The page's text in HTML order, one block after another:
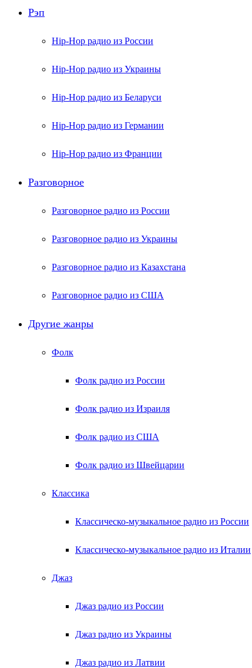
Рэп
Hip-Hop радио из России
Hip-Hop радио из Украины
Hip-Hop радио из Беларуси
Hip-Hop радио из Германии
Hip-Hop радио из Франции
Разговорное
Разговорное радио из России
Разговорное радио из Украины
Разговорное радио из Казахстана
Разговорное радио из США
Другие жанры
Фолк
Фолк радио из России
Фолк радио из Израиля
Фолк радио из США
Фолк радио из Швейцарии
Классика
Классическо-музыкальное радио из России
Классическо-музыкальное радио из Италии
Джаз
Джаз радио из России
Джаз радио из Украины
Джаз радио из Латвии